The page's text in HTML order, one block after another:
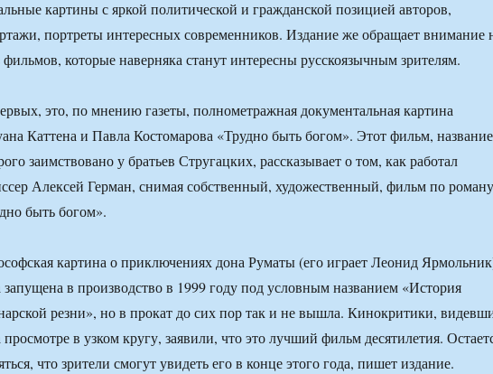
картины с яркой политической и гражданской позицией авторов,
портреты интересных современников. Издание же обращает внимание
фильмов, которые наверняка станут интересны русскоязычным зрителям.
это, по мнению газеты, полнометражная документальная картина
Каттена и Павла Костомарова «Трудно быть богом». Этот фильм, название
заимствовано у братьев Стругацких, рассказывает о том, как работал
Алексей Герман, снимая собственный, художественный, фильм по роману
быть богом».
картина о приключениях дона Руматы (его играет Леонид
в производство в 1999 году под условным названием «История
резни», но в прокат до сих пор так и не вышла. Кинокритики,
просмотре в узком кругу, заявили, что это лучший фильм десятилетия.
что зрители смогут увидеть его в конце этого года, пишет издание.